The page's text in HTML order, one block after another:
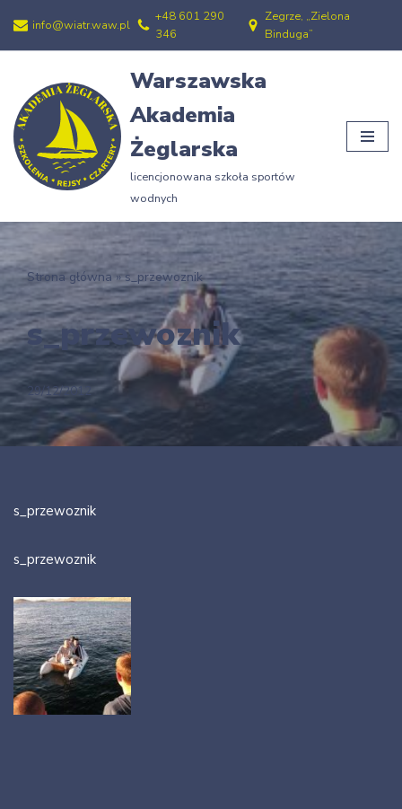
Przejdź
treści
info@wiatr.waw.pl
+48 601 290
346
Zegrze, „Zielona
Binduga”
Warszawska
Akademia
Żeglarska
licencjonowana szkoła sportów
wodnych
Strona główna »s_przewoznik
s_przewoznik
29/12/2012
s_przewoznik
s_przewoznik